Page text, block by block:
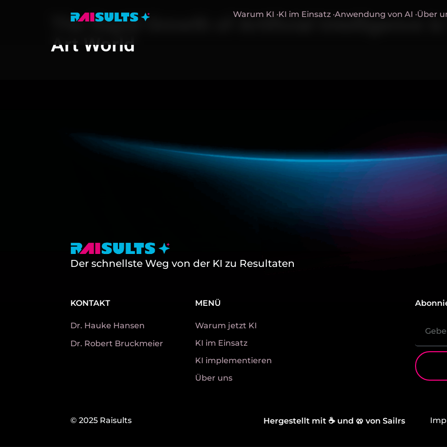
Warum KI ·KI im Einsatz ·Anwendung von AI ·Über
The Rapid Growth of Artificial Intelligence
Art World
Der schnellste Weg von der KI zu Resultaten
KONTAKT
Dr. Hauke Hansen
Dr. Robert Bruckmeier​
MENÜ
Warum jetzt KI
KI im Einsatz
KI implementieren
Über uns
© 2025 Raisults Hergestellt mit ☕ und 🥨 von Sailrs